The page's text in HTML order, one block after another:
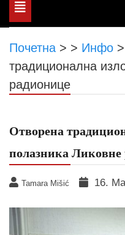
Toggle
navigation
Почетна > > Инфо >
традиционална
радионице
Отворена
полазника Ликовне
Tamara Mišić 16.